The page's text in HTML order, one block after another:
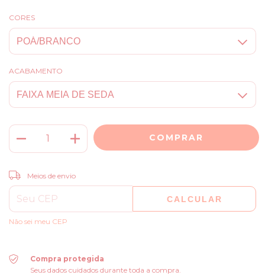
CORES
ACABAMENTO
Entregas para o CEP:
Meios de envio
CALCULAR
Não sei meu CEP
Compra protegida
Seus dados cuidados durante toda a compra.